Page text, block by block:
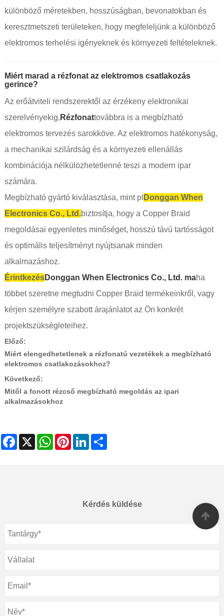
különböző méretekben, hosszúságban, bevonatokban és
keresztmetszeti területeken, hogy megfeleljünk a különböző
elektromos terhelési igényeknek és környezeti feltételeknek.
Miért marad a rézfonat az elektromos csatlakozás
gerince?
Az erőátviteli rendszerektől az érzékeny elektronikai
szerelvényekig, Rézfonattovábbra is a megbízható
elektromos tervezés sarokköve. Az elektromos hatékonyság,
a mechanikai szilárdság és a környezeti ellenállás
kombinációja nélkülözhetetlenné teszi a modern ipar
számára.
Megbízható gyártó kiválasztása, mint pl Donggan When
Electronics Co., Ltd.biztosítja, hogy a Copper Braid
megoldásai egyenletes minőséget, hosszú távú tartósságot
és optimális teljesítményt nyújtsanak minden
alkalmazáshoz.
ÉrintkezésDonggan When Electronics Co., Ltd. maha
többet szeretne megtudni Copper Braid termékeinkről, vagy
kérjen személyre szabott árajánlatot az Ön konkrét
projektszükségleteihez.
Előző:
Miért elengedhetetlenek a rézfonatú vezetékek a megbízható
elektromos csatlakozásokhoz?
Következő:
Mitől a fonott rézcső megbízható megoldás az ipari
alkalmazásokhoz
Facebook
X WhatsAppPinterestLinkedIn
Kérdés küldése